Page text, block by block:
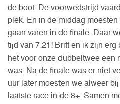
de boot. De voorwedstrijd
plek. En in de middag
gaan varen in de finale. Daar
tijd van 7:21! Britt en ik zijn
het voor onze dubbeltwee een
was. Na de finale was er niet
uur later moesten we alweer
laatste race in de 8+. Samen